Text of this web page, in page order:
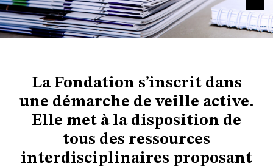
La Fondation s’inscrit dans
une démarche de veille active.
Elle met à la disposition de
tous des ressources
interdisciplinaires proposant